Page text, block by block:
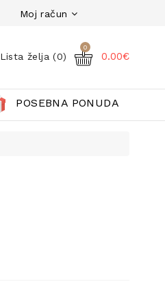
Moj račun
Lista želja (0)
0
0.00€
POSEBNA PONUDA